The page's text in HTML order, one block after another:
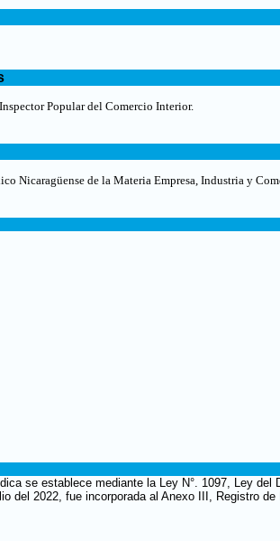
Popular del Comercio Interior.
Nicaragüense de la Materia Empresa, Industria y
se establece mediante la Ley N°. 1097, Ley
del 2022, fue incorporada al Anexo III, Registro